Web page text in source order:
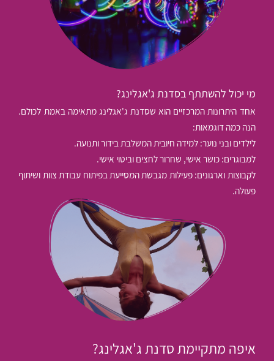
מי יכול להשתתף בסדנת ג'אגלינג?
אחד היתרונות המרכזיים הוא שסדנת ג'אגלינג מתאימה באמת לכולם.
הנה כמה דוגמאות:
לילדים ובני נוער: למידה חיובית המשלבת בידור ותנועה.
למבוגרים: כושר אישי, שחרור לחצים וביטוי אישי.
לקבוצות וארגונים: פעילות מגבשת המסייעת בפיתוח עבודת צוות ושיתוף
פעולה.
איפה מתקיימת סדנת ג'אגלינג?